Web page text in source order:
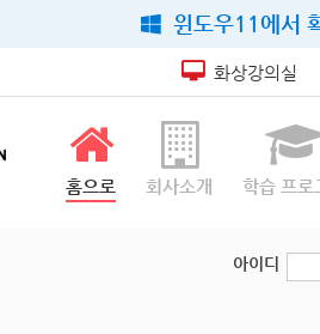
윈도우11에서
화상강의실
홈으로 회사소개 학습 프로
아이디